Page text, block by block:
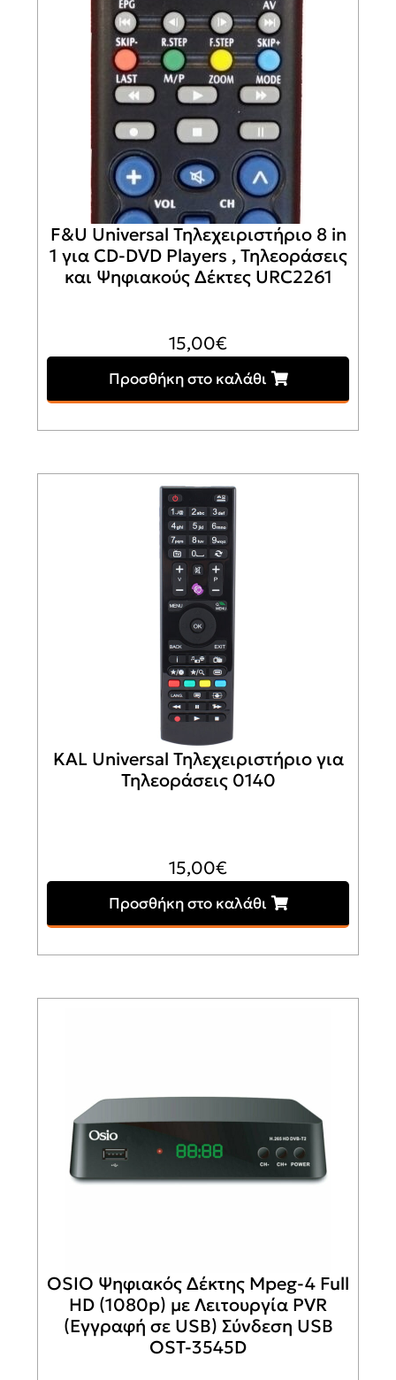
F&U Universal Τηλεχειριστήριο 8 in
1 για CD-DVD Players , Τηλεοράσεις
και Ψηφιακούς Δέκτες URC2261
15,00€
Προσθήκη στο καλάθι
KAL Universal Τηλεχειριστήριο για
Τηλεοράσεις 0140
15,00€
Προσθήκη στο καλάθι
OSIO Ψηφιακός Δέκτης Mpeg-4 Full
HD (1080p) με Λειτουργία PVR
(Εγγραφή σε USB) Σύνδεση USB
OST-3545D